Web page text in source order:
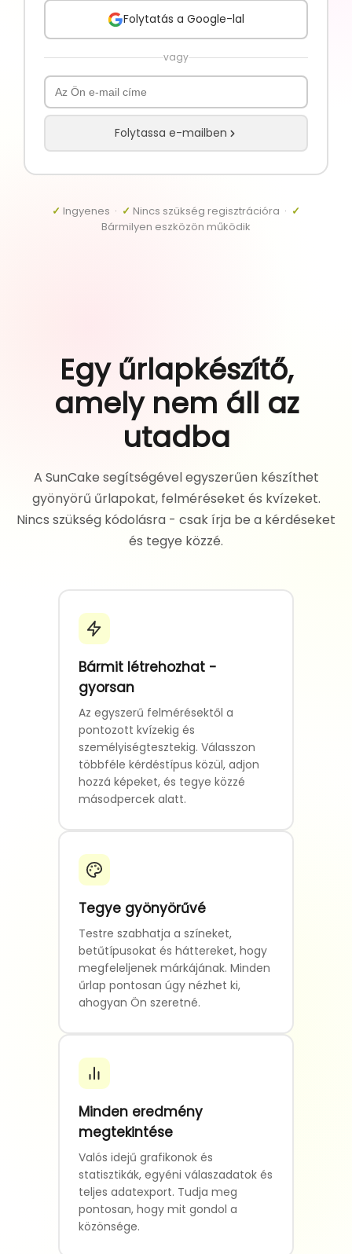
Folytatás a Google-lal
vagy
Folytassa e-mailben
✓ Ingyenes · ✓ Nincs szükség regisztrációra · ✓
Bármilyen eszközön működik
Egy űrlapkészítő,
amely nem áll az
utadba
A SunCake segítségével egyszerűen készíthet
gyönyörű űrlapokat, felméréseket és kvízeket.
Nincs szükség kódolásra - csak írja be a kérdéseket
és tegye közzé.
Bármit létrehozhat -
gyorsan
Az egyszerű felmérésektől a
pontozott kvízekig és
személyiségtesztekig. Válasszon
többféle kérdéstípus közül, adjon
hozzá képeket, és tegye közzé
másodpercek alatt.
Tegye gyönyörűvé
Testre szabhatja a színeket,
betűtípusokat és háttereket, hogy
megfeleljenek márkájának. Minden
űrlap pontosan úgy nézhet ki,
ahogyan Ön szeretné.
Minden eredmény
megtekintése
Valós idejű grafikonok és
statisztikák, egyéni válaszadatok és
teljes adatexport. Tudja meg
pontosan, hogy mit gondol a
közönsége.